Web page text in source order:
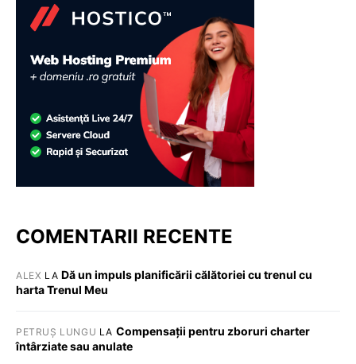
COMENTARII RECENTE
ALEX LA Dă un impuls planificării călătoriei cu trenul cu
harta Trenul Meu
PETRUȘ LUNGU LA Compensații pentru zboruri charter
întârziate sau anulate